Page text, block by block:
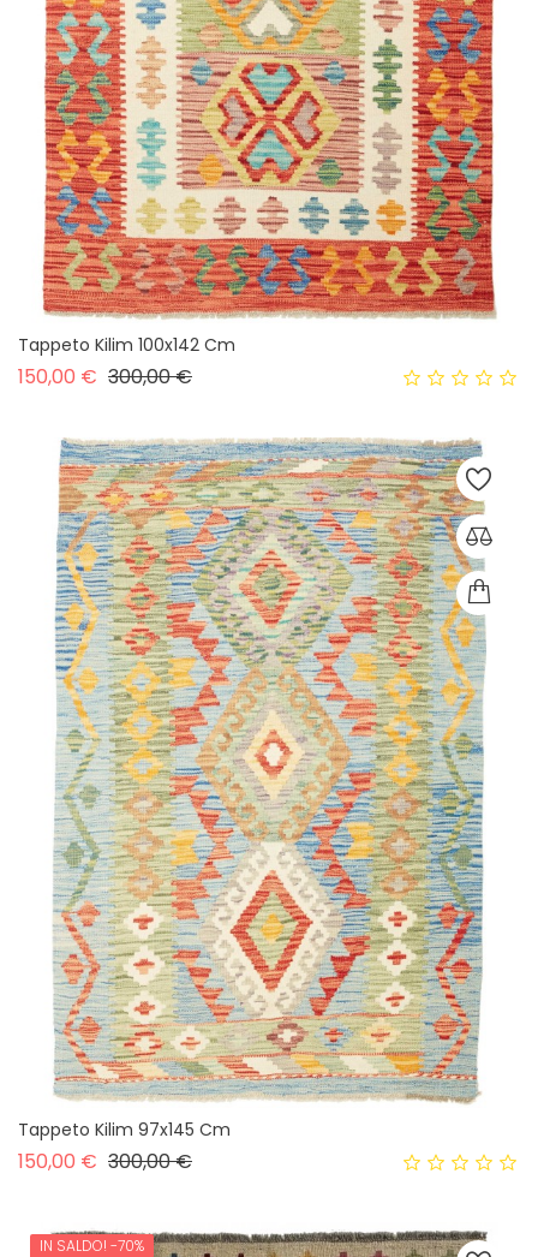
Tappeto Kilim 100x142 Cm
150,00 € Prezzo base
300,00 €Prezzo
Tappeto Kilim 97x145 Cm
150,00 € Prezzo base
300,00 €Prezzo
IN SALDO! -70%